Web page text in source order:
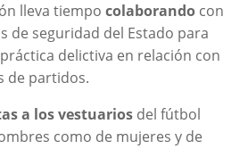
lleva tiempo colaborandocon
de seguridad del Estado para
delictiva en relación con
de partidos.
a los vestuariosdel fútbol
como de mujeres y de